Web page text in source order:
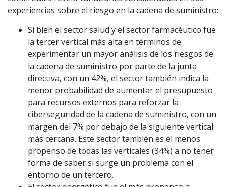
experiencias sobre el riesgo en la cadena de suministro:
Si bien el sector salud y el sector farmacéutico fue
la tercer vertical más alta en términos de
experimentar un mayor análisis de los riesgos de
la cadena de suministro por parte de la junta
directiva, con un 42%, el sector también indica la
menor probabilidad de aumentar el presupuesto
para recursos externos para reforzar la
ciberseguridad de la cadena de suministro, con un
margen del 7% por debajo de la siguiente vertical
más cercana. Este sector también es el menos
propenso de todas las verticales (34%) a no tener
forma de saber si surge un problema con el
entorno de un tercero.